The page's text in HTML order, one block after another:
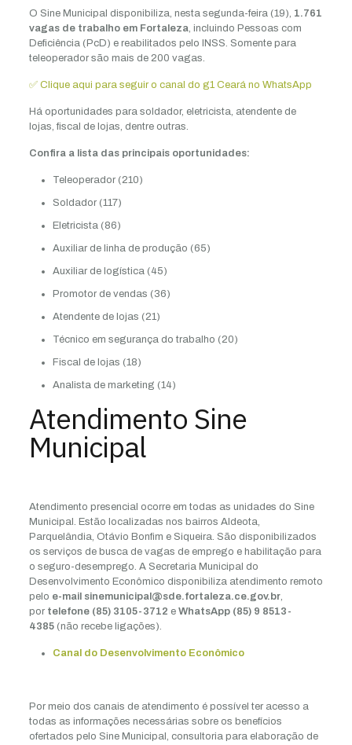
O Sine Municipal disponibiliza, nesta segunda-feira (19), 1.761
vagas de trabalho em Fortaleza, incluindo Pessoas com
Deficiência (PcD) e reabilitados pelo INSS. Somente para
teleoperador são mais de 200 vagas.
✅ Clique aqui para seguir o canal do g1 Ceará no WhatsApp
Há oportunidades para soldador, eletricista, atendente de
lojas, fiscal de lojas, dentre outras.
Confira a lista das principais oportunidades:
Teleoperador (210)
Soldador (117)
Eletricista (86)
Auxiliar de linha de produção (65)
Auxiliar de logística (45)
Promotor de vendas (36)
Atendente de lojas (21)
Técnico em segurança do trabalho (20)
Fiscal de lojas (18)
Analista de marketing (14)
Atendimento Sine
Municipal
Atendimento presencial ocorre em todas as unidades do Sine
Municipal. Estão localizadas nos bairros Aldeota,
Parquelândia, Otávio Bonfim e Siqueira. São disponibilizados
os serviços de busca de vagas de emprego e habilitação para
o seguro-desemprego. A Secretaria Municipal do
Desenvolvimento Econômico disponibiliza atendimento remoto
pelo e-mail sinemunicipal@sde.fortaleza.ce.gov.br,
por telefone (85) 3105-3712 eWhatsApp (85) 9 8513-
4385(não recebe ligações).
Canal do Desenvolvimento Econômico
Por meio dos canais de atendimento é possível ter acesso a
todas as informações necessárias sobre os benefícios
ofertados pelo Sine Municipal, consultoria para elaboração de